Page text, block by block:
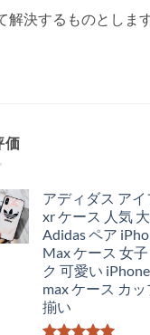
決するものとします
価
アディダス アイ
xr ケース 人気
Adidas ペア
Max ケース 女
ク 可愛い
max ケース カ
揃い